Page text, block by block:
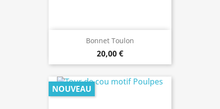
Bonnet Toulon
20,00 €
NOUVEAU